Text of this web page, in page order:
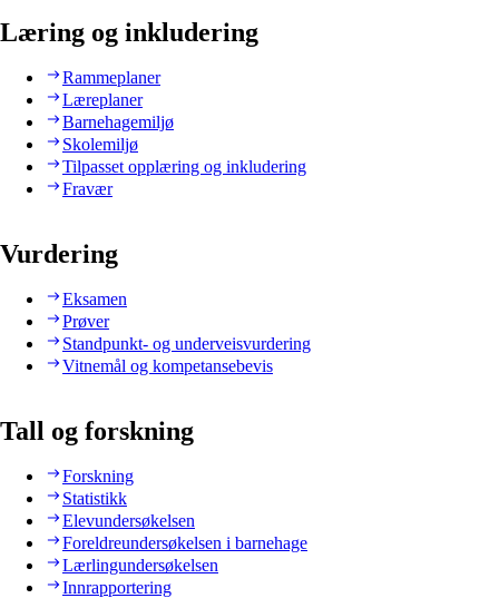
Læring og inkludering
Rammeplaner
Læreplaner
Barnehagemiljø
Skolemiljø
Tilpasset opplæring og inkludering
Fravær
Vurdering
Eksamen
Prøver
Standpunkt- og underveisvurdering
Vitnemål og kompetansebevis
Tall og forskning
Forskning
Statistikk
Elevundersøkelsen
Foreldreundersøkelsen i barnehage
Lærlingundersøkelsen
Innrapportering